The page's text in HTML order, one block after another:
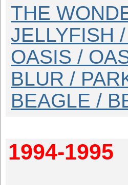
THE
JELLYFISH
OASIS /
BLUR /
BEAGLE /
1994-1995